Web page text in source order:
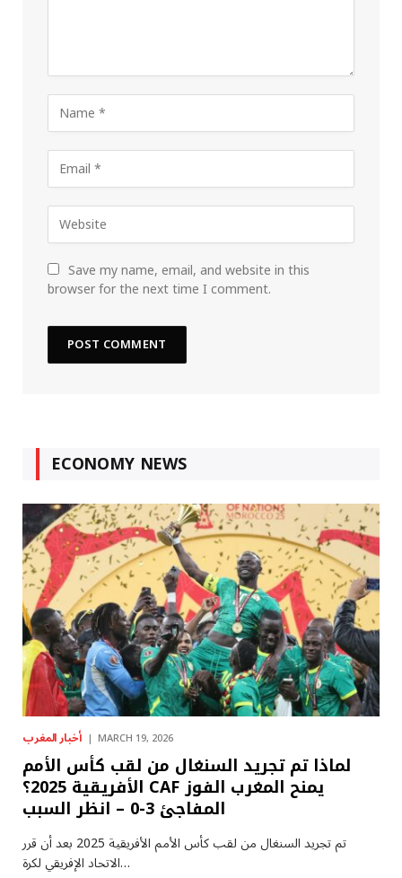
Save my name, email, and website in this
browser for the next time I comment.
ECONOMY NEWS
أخبار المغرب MARCH 19, 2026
لماذا تم تجريد السنغال من لقب كأس الأمم
الأفريقية 2025؟ CAF يمنح المغرب الفوز
المفاجئ 3-0 – انظر السبب
تم تجريد السنغال من لقب كأس الأمم الأفريقية 2025 بعد أن قرر
الاتحاد الإفريقي لكرة…